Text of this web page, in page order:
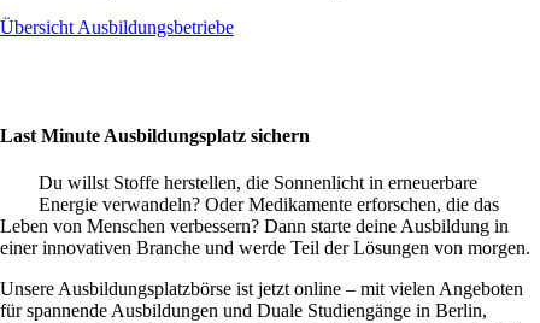
Übersicht Ausbildungsbetriebe
Last Minute Ausbildungsplatz sichern
Du willst Stoffe herstellen, die Sonnenlicht in erneuerbare
Energie verwandeln? Oder Medikamente erforschen, die das
Leben von Menschen verbessern? Dann starte deine Ausbildung in
einer innovativen Branche und werde Teil der Lösungen von morgen.
Unsere Ausbildungsplatzbörse ist jetzt online – mit vielen Angeboten
für spannende Ausbildungen und Duale Studiengänge in Berlin,